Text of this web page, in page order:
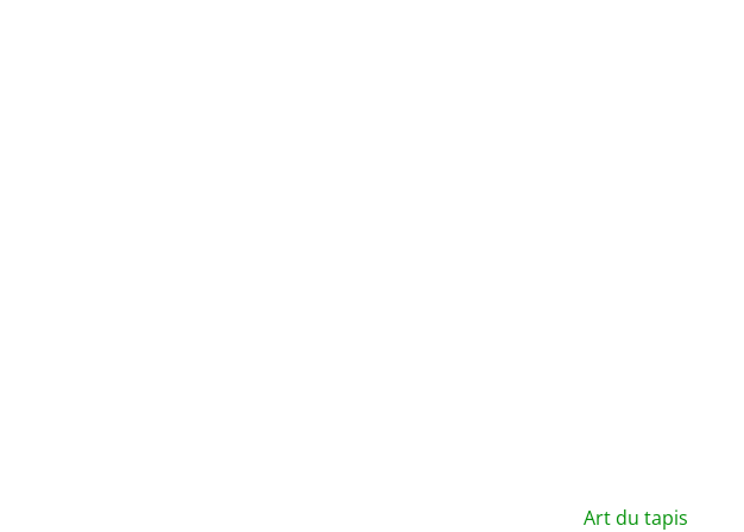
Art du tapis